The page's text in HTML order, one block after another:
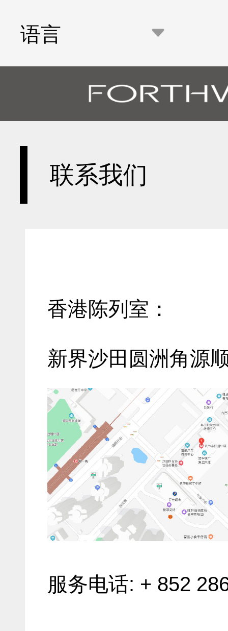
语言
联系我们
香港陈列室 ：
新界沙田圆洲角源
服务电话: + 852